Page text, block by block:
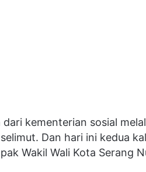
dari kementerian sosial
Dan hari ini kedua
Wakil Wali Kota Serang